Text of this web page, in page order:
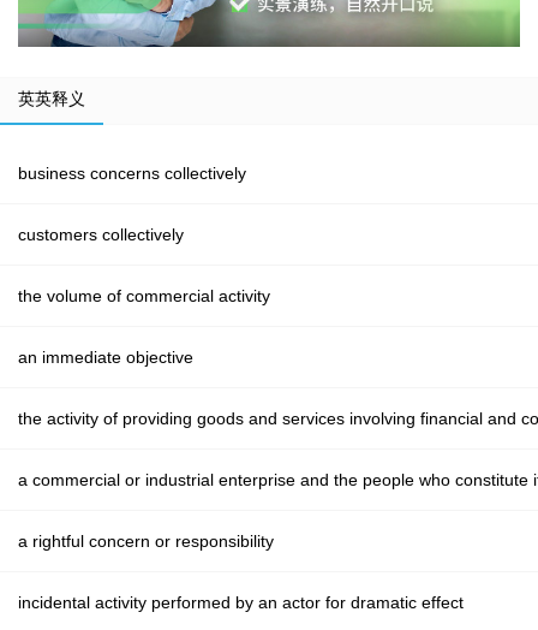
英英释义
business concerns collectively
customers collectively
the volume of commercial activity
an immediate objective
the activity of providing goods and services involving financial and
a commercial or industrial enterprise and the people who constitute
a rightful concern or responsibility
incidental activity performed by an actor for dramatic effect